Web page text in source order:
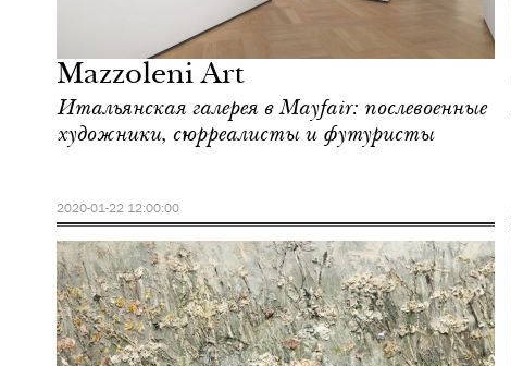
Mazzoleni Art
Итальянская галерея в Mayfair: послевоенные
художники, сюрреалисты и футуристы
2020-01-22 12:00:00